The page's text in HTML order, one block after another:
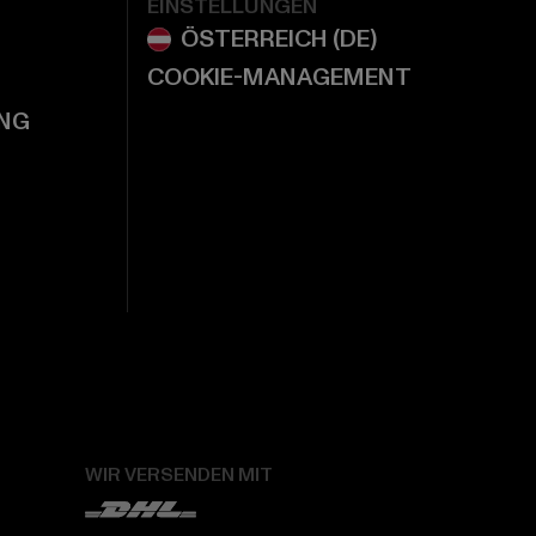
EINSTELLUNGEN
COOKIE-MANAGEMENT
WIR VERSENDEN MIT